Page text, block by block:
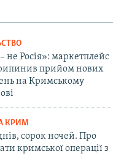
не Росія»: маркетплейс
прийом нових
на Кримському
КРИМ
сорок ночей. Про
кримської операції з